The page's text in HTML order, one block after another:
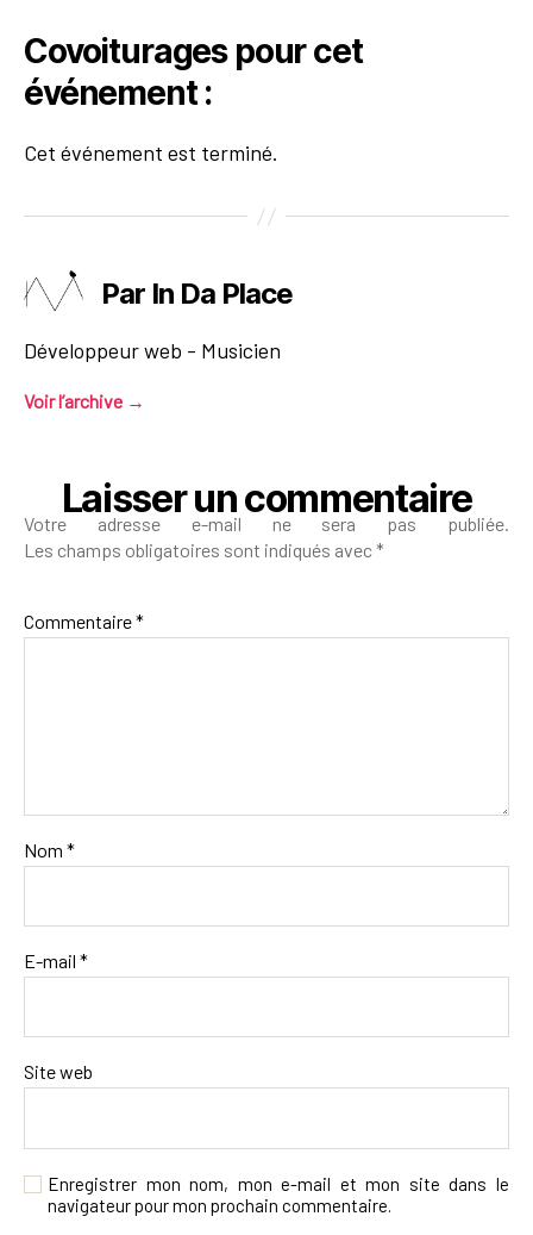
Covoiturages pour cet
événement :
Cet événement est terminé.
Par In Da Place
Développeur web - Musicien
Voir l’archive →
Laisser un commentaire
Votre adresse e-mail ne sera pas publiée.
Les champs obligatoires sont indiqués avec*
Commentaire*
Nom *
E-mail *
Site web
Enregistrer mon nom, mon e-mail et mon site dans le
navigateur pour mon prochain commentaire.